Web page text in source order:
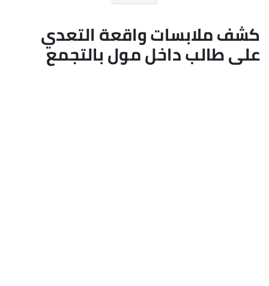
كشف ملابسات واقعة التعدي
على طالب داخل مول بالتجمع